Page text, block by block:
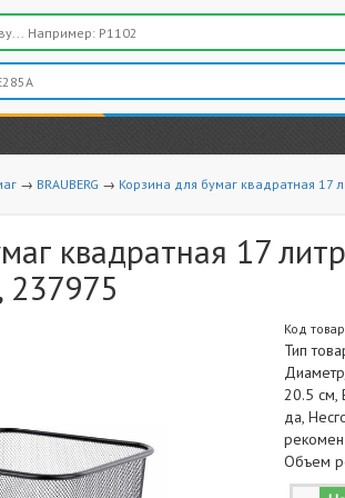
→ BRAUBERG → Корзина для бумаг квадратная 17
квадратная 17
237975
Код
Тип
20.5 см,
да,
Объем